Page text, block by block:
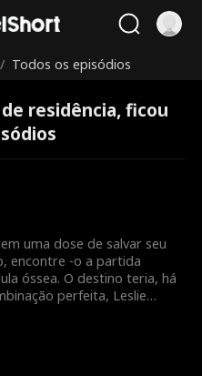
/ Todos os episódios
residência, ficou
uma dose de salvar seu
encontre -o a partida
óssea. O destino teria, há
perfeita, Leslie
Unidos. Leslie precisa
e Simon precisa de sua